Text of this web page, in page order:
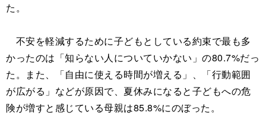
た。
不安を軽減するために子どもとしている約束で最も多
かったのは「知らない人についていかない」の80.7%だっ
た。また、「自由に使える時間が増える」、「行動範囲
が広がる」などが原因で、夏休みになると子どもへの危
険が増すと感じている母親は85.8%にのぼった。